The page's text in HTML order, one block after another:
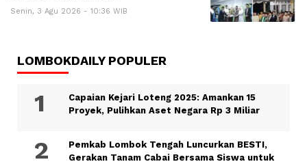
Senin, 3 Agu 2026 - 10:36 WIB
LOMBOKDAILY POPULER
Capaian Kejari Loteng 2025: Amankan 15
Proyek, Pulihkan Aset Negara Rp 3 Miliar
Pemkab Lombok Tengah Luncurkan BESTI,
Gerakan Tanam Cabai Bersama Siswa untuk